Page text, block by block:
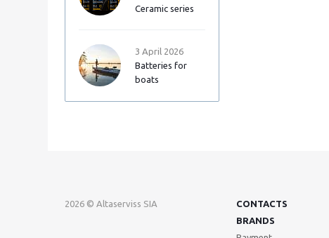
Ceramic series
3 April 2026
Batteries for
boats
2026 © Altaserviss SIA CONTACTS
BRANDS